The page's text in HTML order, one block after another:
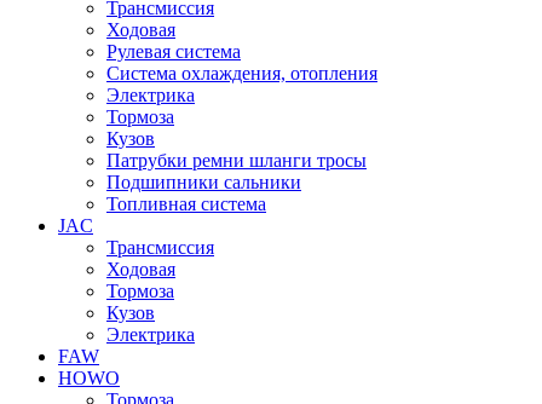
Трансмиссия
Ходовая
Рулевая система
Система охлаждения, отопления
Электрика
Тормоза
Кузов
Патрубки ремни шланги тросы
Подшипники сальники
Топливная система
JAC
Трансмиcсия
Ходовая
Тормоза
Кузов
Электрика
FAW
HOWO
Тормоза